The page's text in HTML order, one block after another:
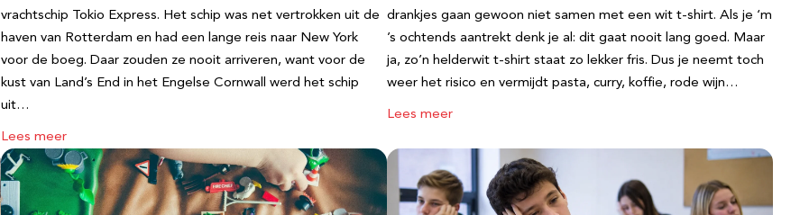
vrachtschip Tokio Express. Het schip was net vertrokken uit de
haven van Rotterdam en had een lange reis naar New York
voor de boeg. Daar zouden ze nooit arriveren, want voor de
kust van Land’s End in het Engelse Cornwall werd het schip
uit…
Lees meer
drankjes gaan gewoon niet samen met een wit t-shirt. Als je ‘m
’s ochtends aantrekt denk je al: dit gaat nooit lang goed. Maar
ja, zo’n helderwit t-shirt staat zo lekker fris. Dus je neemt toch
weer het risico en vermijdt pasta, curry, koffie, rode wijn…
Lees meer